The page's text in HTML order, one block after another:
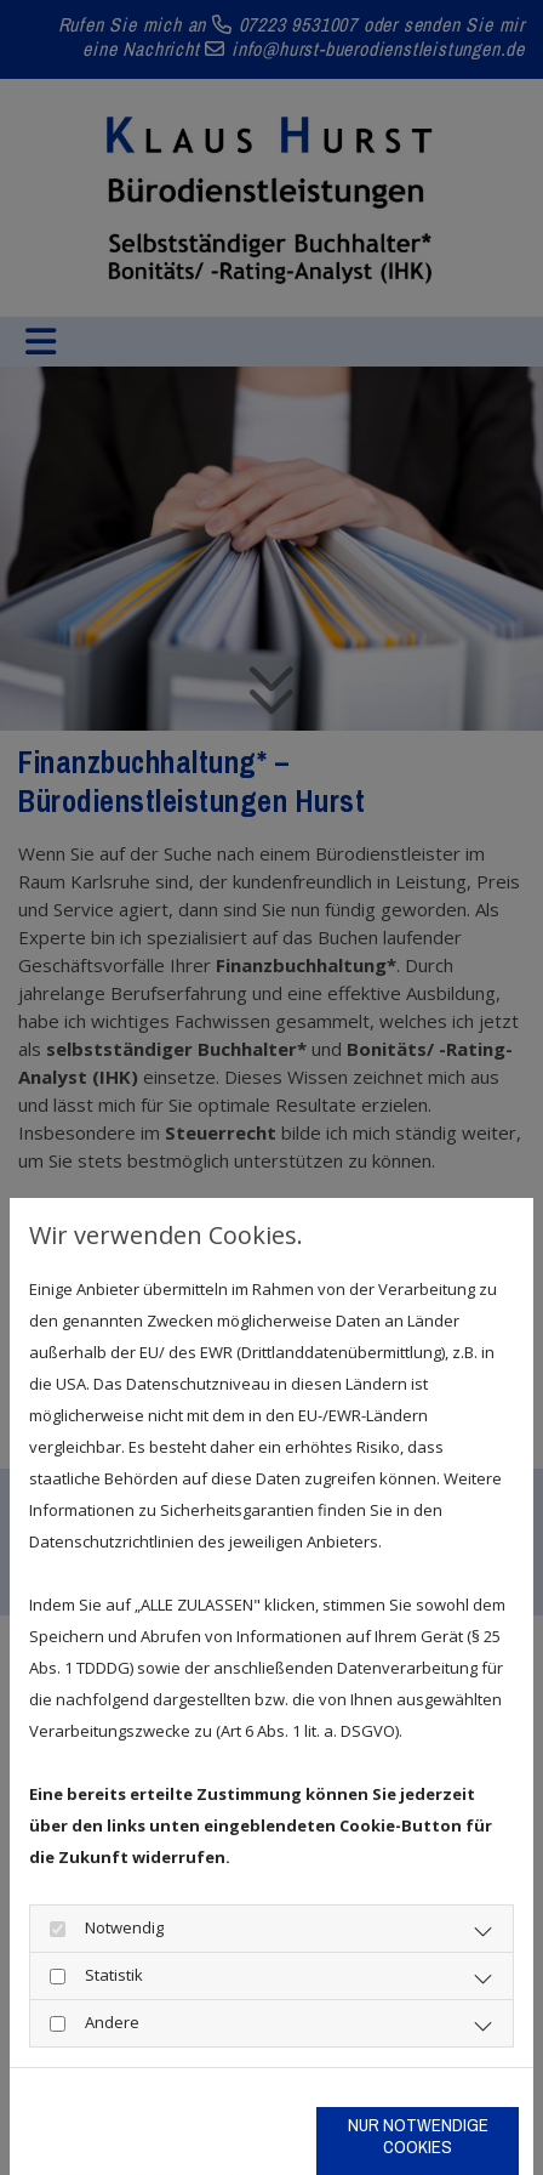
Rufen Sie mich an 07223 9531007oder senden Sie mir
eine Nachricht
info@hurst-buerodienstleistungen.de
Finanzbuchhaltung* –
Bürodienstleistungen Hurst
Wenn Sie auf der Suche nach einem Bürodienstleister im
Raum Karlsruhe sind, der kundenfreundlich in Leistung, Preis
und Service agiert, dann sind Sie nun fündig geworden. Als
Experte bin ich spezialisiert auf das Buchen laufender
Geschäftsvorfälle Ihrer Finanzbuchhaltung*. Durch
jahrelange Berufserfahrung und eine effektive Ausbildung,
habe ich wichtiges Fachwissen gesammelt, welches ich jetzt
als selbstständiger Buchhalter* und Bonitäts/ -Rating-
Analyst (IHK) einsetze. Dieses Wissen zeichnet mich aus
und lässt mich für Sie optimale Resultate erzielen.
Insbesondere im Steuerrecht bilde ich mich ständig weiter,
um Sie stets bestmöglich unterstützen zu können.
Mein Service, wie die Buchhaltung* vor Ort und einem Hol-
Unternehmen optimal zugeschnitten. Sie profitieren nicht nur
von den fachkundigen Leistungen sondern auch von einem
. Für flexible, zuverlässige und fachkundige
Dienstleistungen der laufendenFinanzbuchhaltung*
Ihr Partner.
Kundenfreundlich im Preis, der Leistung und
dem Service.
Dienstleistung der laufenden
Finanzbuchhaltung*
Chronologische Sortierung , Ordnung und Kontierung
Kontieren und buchen der laufenden Geschäftsvorfälle
Kontieren, buchen und überwachen von Debitoren und
Kreditoren
Betriebswirtschaftliche Beratung
OPOS-Buchhaltung
Einlesen von Eingangs-/Ausgangsrechnungen (WaWi)
Ex-/Import mit modernster Schnittstellen-EDV (csv
Format)
kfm. Mahnwesen und offene Posten-Pflege
Erstellung einer aussagefähige BWA, offene Posten-
Wir verwenden Cookies.
Einige Anbieter übermitteln im Rahmen von der Verarbeitung zu
den genannten Zwecken möglicherweise Daten an Länder
außerhalb der EU/ des EWR (Drittlanddatenübermittlung), z.B. in
die USA. Das Datenschutzniveau in diesen Ländern ist
möglicherweise nicht mit dem in den EU-/EWR-Ländern
vergleichbar. Es besteht daher ein erhöhtes Risiko, dass
staatliche Behörden auf diese Daten zugreifen können. Weitere
Informationen zu Sicherheitsgarantien finden Sie in den
Datenschutzrichtlinien des jeweiligen Anbieters.
Indem Sie auf „ALLE ZULASSEN" klicken, stimmen Sie sowohl dem
Speichern und Abrufen von Informationen auf Ihrem Gerät (§ 25
Abs. 1 TDDDG) sowie der anschließenden Datenverarbeitung für
die nachfolgend dargestellten bzw. die von Ihnen ausgewählten
Verarbeitungszwecke zu (Art 6 Abs. 1 lit. a. DSGVO).
Eine bereits erteilte Zustimmung können Sie jederzeit
über den links unten eingeblendeten Cookie-Button für
die Zukunft widerrufen.
Notwendig
Statistik
Andere
NUR NOTWENDIGE
COOKIES